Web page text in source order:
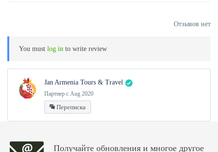
Отзывов нет
You must log in to write review
Jan Armenia Tours & Travel
Партнер с Aug 2020
Переписка
Получайте обновления и многое другое